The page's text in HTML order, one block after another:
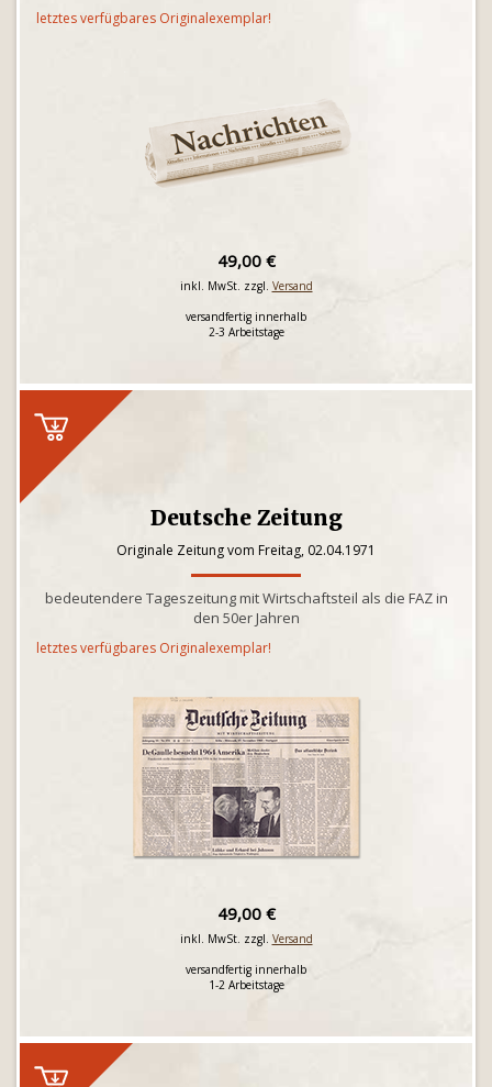
letztes verfügbares Originalexemplar!
49,00 €
inkl. MwSt. zzgl. Versand
versandfertig innerhalb
2-3 Arbeitstage
Deutsche Zeitung
Originale Zeitung vom Freitag, 02.04.1971
bedeutendere Tageszeitung mit Wirtschaftsteil als die FAZ in
den 50er Jahren
letztes verfügbares Originalexemplar!
49,00 €
inkl. MwSt. zzgl. Versand
versandfertig innerhalb
1-2 Arbeitstage